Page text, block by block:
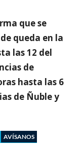
que se
queda en la
las 12 del
de
hasta las 6
de Ñuble y
AVÍSANOS